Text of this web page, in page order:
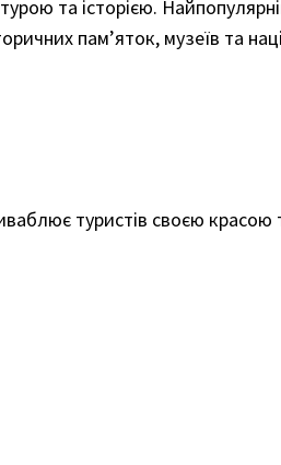
та історією.
пам’яток, музеїв та
туристів своєю